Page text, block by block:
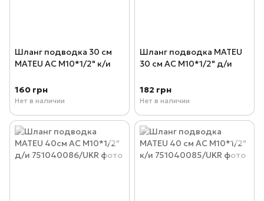
Шланг подводка 30 см
MATEU AC М10*1/2" к/и
160 грн
Нет в наличии
Шланг подводка MATEU
30 см AC М10*1/2" д/и
182 грн
Нет в наличии